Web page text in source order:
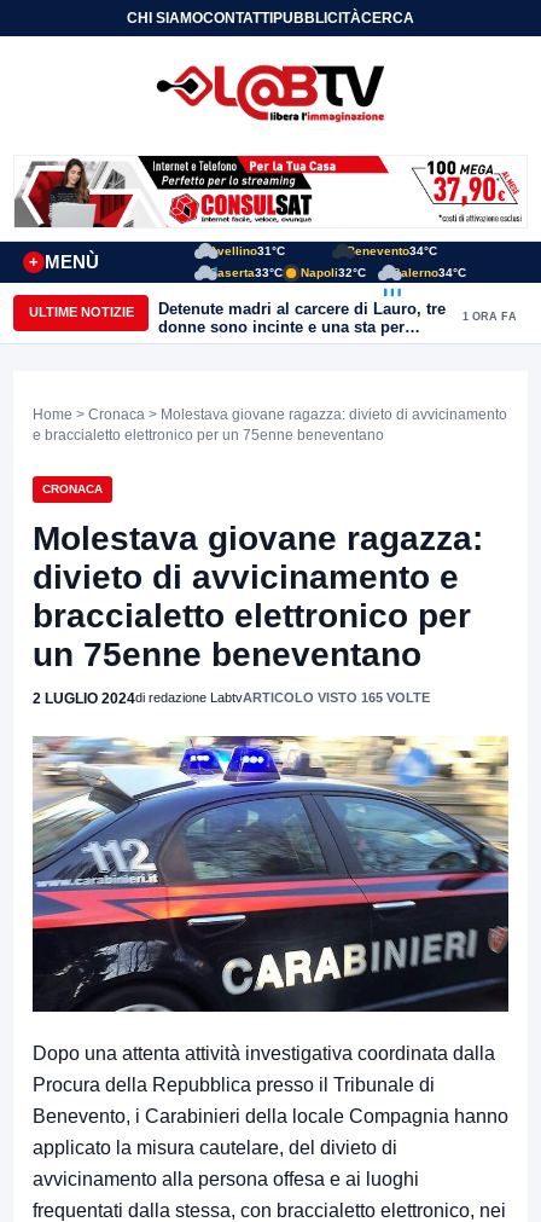
CHI SIAMOCONTATTIPUBBLICITÀCERCA
MENÙ
+
Avellino31°C Benevento34°C
Caserta33°C Napoli32°C Salerno34°C
ULTIME NOTIZIE
Detenute madri al carcere di Lauro, tre
donne sono incinte e una sta per
partorire. Ciambriello: Un bambino
1 ORA FA
Home > Cronaca > Molestava giovane ragazza: divieto di avvicinamento
e braccialetto elettronico per un 75enne beneventano
CRONACA
Molestava giovane ragazza:
divieto di avvicinamento e
braccialetto elettronico per
un 75enne beneventano
2 LUGLIO 2024di redazione LabtvARTICOLO VISTO 165 VOLTE
Dopo una attenta attività investigativa coordinata dalla
Procura della Repubblica presso il Tribunale di
Benevento, i Carabinieri della locale Compagnia hanno
applicato la misura cautelare, del divieto di
avvicinamento alla persona offesa e ai luoghi
frequentati dalla stessa, con braccialetto elettronico, nei